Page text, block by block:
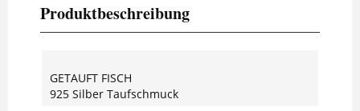
Produktbeschreibung
GETAUFT FISCH
925 Silber Taufschmuck